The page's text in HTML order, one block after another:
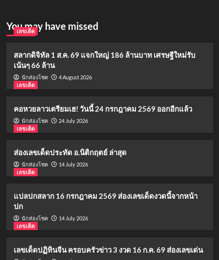
You may have missed
เลขเด็ด
สลากดิจิทัล 1 ส.ค. 69 แจกใหญ่ 186 ล้านบาท เศรษฐีใหม่รับ
เน้นๆ 66 ล้าน
นักส่องโชค
4 August 2026
เลขเด็ด
คอหวยลาวเตรียมเฮ! วันนี้ 24 กรกฎาคม 2569 ออกอีกแล้ว
นักส่องโชค
24 July 2026
เลขเด็ด
ส่องเลขเด็ดประทัด อ.นิติกฤตย์ ล่าสุด
นักส่องโชค
14 July 2026
เลขเด็ด
แปลปกสลาก 16 กรกฎาคม 2569 ส่องเลขเด็ดงวดนี้จากหน้า
ปก
นักส่องโชค
14 July 2026
เลขเด็ด
เลขเด็ดปฏิทินจีน ครอบครัวข่าว 3 งวด 16 ก.ค. 69 ส่องเลขเด่น